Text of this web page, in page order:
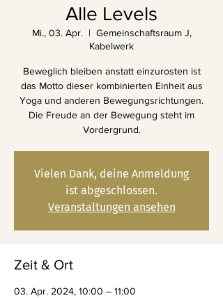
Alle Levels
Mi., 03. Apr.
  |
Gemeinschaftsraum J,
Kabelwerk
Beweglich bleiben anstatt einzurosten ist
das Motto dieser kombinierten Einheit aus
Yoga und anderen Bewegungsrichtungen.
Die Freude an der Bewegung steht im
Vordergrund.
Vielen Dank, deine Anmeldung
ist abgeschlossen.
Veranstaltungen ansehen
Zeit & Ort
03. Apr. 2024, 10:00 – 11:00